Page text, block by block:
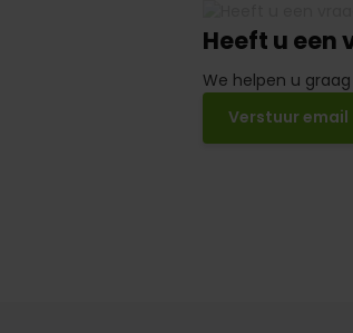
Heeft u een
We helpen u
Verstuur email